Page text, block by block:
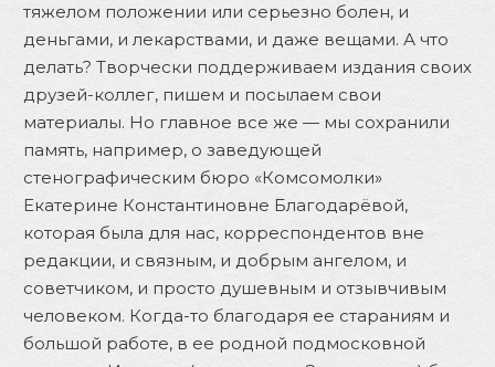
тяжелом положении или серьезно болен, и
деньгами, и лекарствами, и даже вещами. А что
делать? Творчески поддерживаем издания своих
друзей-коллег, пишем и посылаем свои
материалы. Но главное все же — мы сохранили
память, например, о заведующей
стенографическим бюро «Комсомолки»
Екатерине Константиновне Благодарёвой,
которая была для нас, корреспондентов вне
редакции, и связным, и добрым ангелом, и
советчиком, и просто душевным и отзывчивым
человеком. Когда-то благодаря ее стараниям и
большой работе, в ее родной подмосковной